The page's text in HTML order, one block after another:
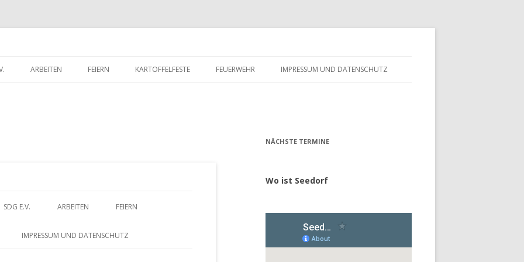
ARBEITEN FEIERN KARTOFFELFESTE FEUERWEHR IMPRESSUM UND DATENSCHUTZ
u
SDG E.V.
BEITRITTSERKLÄRUNG
ARBEITEN
DORFWETTBEWERB
FEIERN
IMPRESSUM UND DATENSCHUTZ
NÄCHSTE TERMINE
Wo ist Seedorf